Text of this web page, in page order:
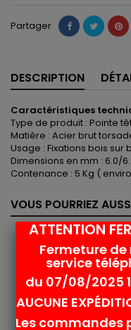
Partager
DESCRIPTION
Caractéristiques
Type de produit : Pointe
Matière : Acier brut
Usage : Fixations bois sur
Dimensions en mm : 6.0/
Contenance : 5 Kg (
VOUS POURRIEZ
Rupture de stock
ATTENTION
Fermeture
service
du 07/08/2025
AUCUNE
Les commandes